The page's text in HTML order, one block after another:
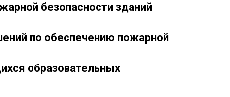
безопасности зданий
по обеспечению пожарной
образовательных